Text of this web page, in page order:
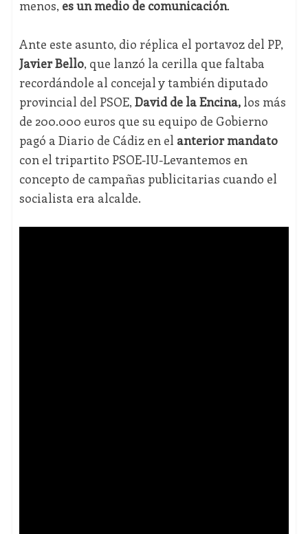
menos, es un medio de comunicación.
Ante este asunto, dio réplica el portavoz del PP,
Javier Bello, que lanzó la cerilla que faltaba
recordándole al concejal y también diputado
provincial del PSOE, David de la Encina,los más
de 200.000 euros que su equipo de Gobierno
pagó a Diario de Cádiz en el anterior mandato
con el tripartito PSOE-IU-Levantemos en
concepto de campañas publicitarias cuando el
socialista era alcalde.